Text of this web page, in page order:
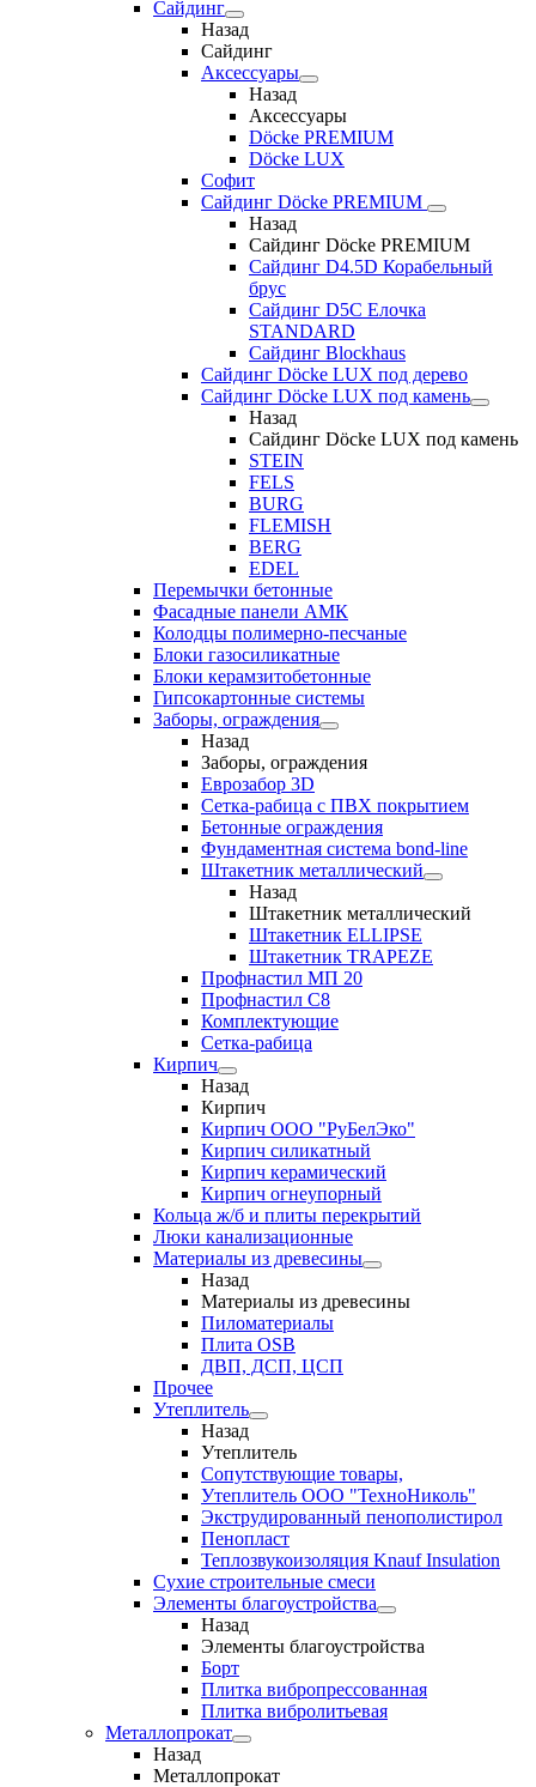
Сайдинг
Назад
Сайдинг
Аксессуары
Назад
Аксессуары
Döcke PREMIUM
Döcke LUX
Софит
Сайдинг Döcke PREMIUM
Назад
Сайдинг Döcke PREMIUM
Сайдинг D4.5D Корабельный
брус
Сайдинг D5С Елочка
STANDARD
Сайдинг Blockhaus
Сайдинг Döcke LUX под дерево
Сайдинг Döcke LUX под камень
Назад
Сайдинг Döcke LUX под камень
STEIN
FELS
BURG
FLEMISH
BERG
EDEL
Перемычки бетонные
Фасадные панели АМК
Колодцы полимерно-песчаные
Блоки газосиликатные
Блоки керамзитобетонные
Гипсокартонные системы
Заборы, ограждения
Назад
Заборы, ограждения
Еврозабор 3D
Сетка-рабица с ПВХ покрытием
Бетонные ограждения
Фундаментная система bond-line
Штакетник металлический
Назад
Штакетник металлический
Штакетник ELLIPSE
Штакетник TRAPEZE
Профнастил МП 20
Профнастил С8
Комплектующие
Сетка-рабица
Кирпич
Назад
Кирпич
Кирпич ООО "РуБелЭко"
Кирпич силикатный
Кирпич керамический
Кирпич огнеупорный
Кольца ж/б и плиты перекрытий
Люки канализационные
Материалы из древесины
Назад
Материалы из древесины
Пиломатериалы
Плита OSB
ДВП, ДСП, ЦСП
Прочее
Утеплитель
Назад
Утеплитель
Сопутствующие товары,
Утеплитель ООО "ТехноНиколь"
Экструдированный пенополистирол
Пенопласт
Теплозвукоизоляция Knauf Insulation
Сухие строительные смеси
Элементы благоустройства
Назад
Элементы благоустройства
Борт
Плитка вибропрессованная
Плитка вибролитьевая
Металлопрокат
Назад
Металлопрокат